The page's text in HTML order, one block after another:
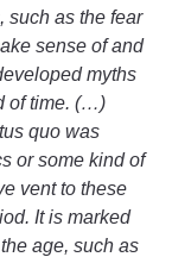
such as the fear
sense of and
myths
of time. (…)
quo was
or some kind of
vent to these
It is marked
age, such as